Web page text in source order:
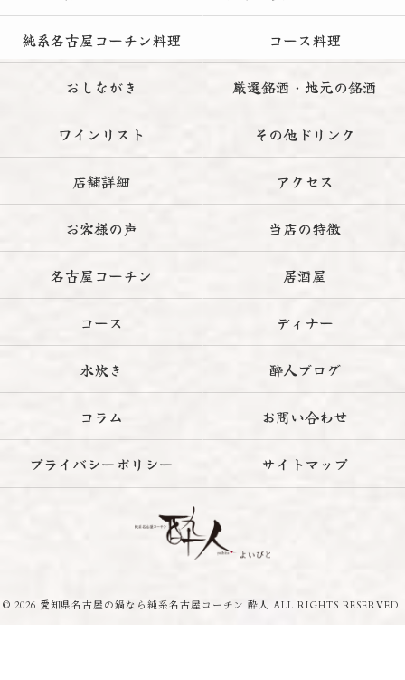
純系名古屋コーチン料理 コース料理
おしながき 厳選銘酒・地元の銘酒
ワインリスト その他ドリンク
店舗詳細 アクセス
お客様の声 当店の特徴
名古屋コーチン 居酒屋
コース ディナー
水炊き 酔人ブログ
コラム お問い合わせ
プライバシーポリシー サイトマップ
© 2026 愛知県名古屋の鍋なら純系名古屋コーチン 酔人 ALL RIGHTS RESERVED.